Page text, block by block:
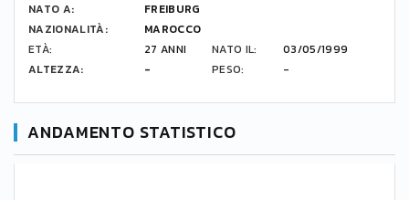
NATO A:
FREIBURG
NAZIONALITÀ:
MAROCCO
ETÀ:
27 ANNI NATO IL:
03/05/1999
ALTEZZA:
- PESO: -
ANDAMENTO STATISTICO